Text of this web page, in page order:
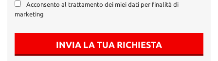
Acconsento al trattamento dei miei dati per finalità di
marketing
INVIA LA TUA RICHIESTA
Cookie di marketing
la